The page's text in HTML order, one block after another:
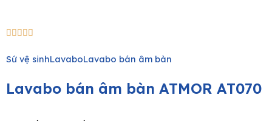
    
Sứ vệ sinhLavaboLavabo bán âm bàn
Lavabo bán âm bàn ATMOR AT070